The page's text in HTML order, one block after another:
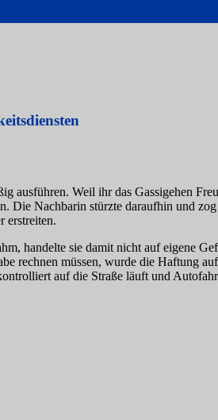
Weil ihr das Gassigehen
Die Nachbarin stürzte daraufhin und
erstreiten.
handelte sie damit nicht auf eigene
rechnen müssen, wurde die Haftung
auf die Straße läuft und